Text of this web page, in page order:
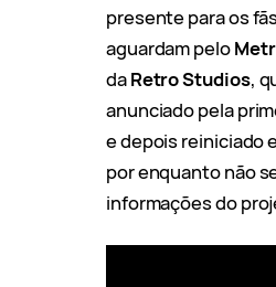
presente para os
aguardam pelo
daRetro Studios,
anunciado pela
e depois reiniciado
por enquanto não
informações do